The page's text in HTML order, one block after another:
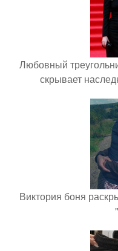
Любовный
скрывает
Виктория боня